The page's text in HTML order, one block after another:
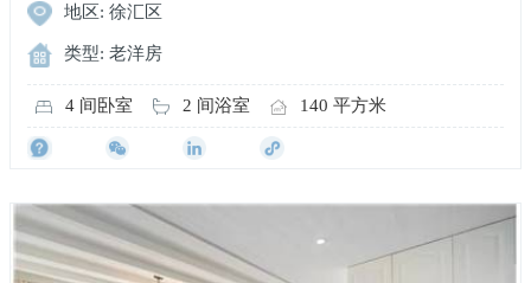
地区: 徐汇区
类型: 老洋房
4 间卧室 2 间浴室 140 平方米